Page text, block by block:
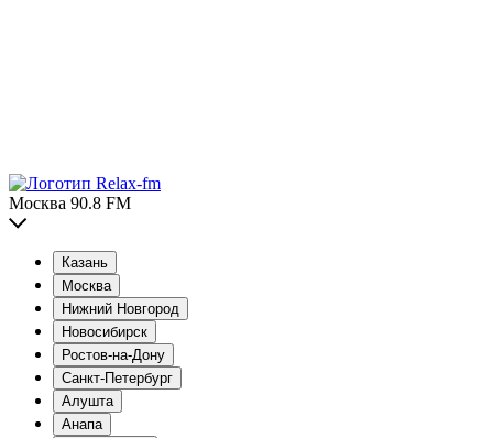
Москва 90.8 FM
Казань
Москва
Нижний Новгород
Новосибирск
Ростов-на-Дону
Санкт-Петербург
Алушта
Анапа